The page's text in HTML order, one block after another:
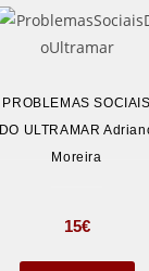
PROBLEMAS SOCIAIS
DO ULTRAMAR
Moreira
15€